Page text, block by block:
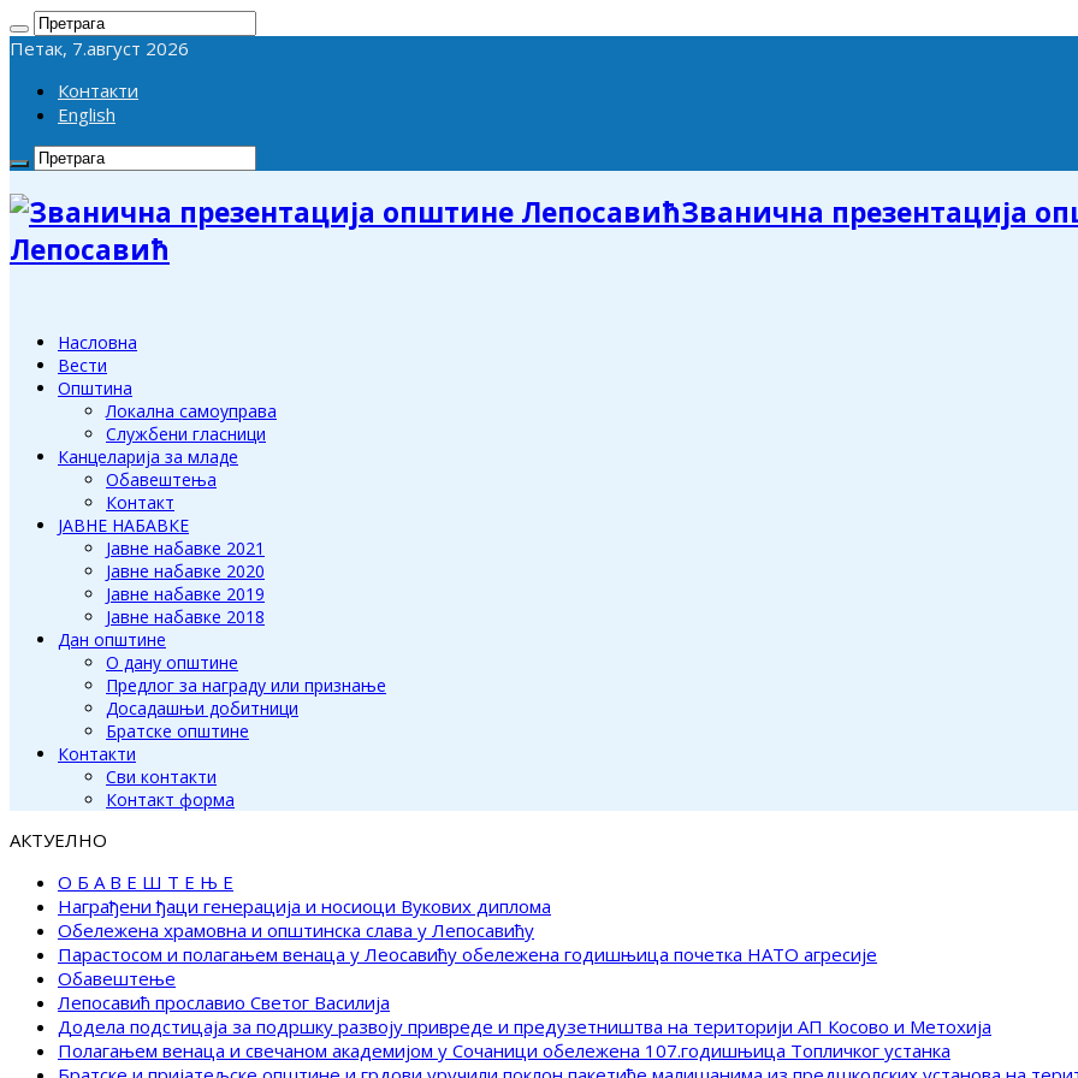
Петак, 7.август 2026
Контакти
English
Званична презентација
Лепосавић
Насловна
Вести
Општина
Локална самоуправа
Службени гласници
Канцеларија за младе
Обавештења
Контакт
ЈАВНЕ НАБАВКЕ
Јавне набавке 2021
Јавне набавке 2020
Јавне набавке 2019
Јавне набавке 2018
Дан општине
О дану општине
Предлог за награду или признање
Досадашњи добитници
Братске општине
Контакти
Сви контакти
Контакт форма
АКТУЕЛНО
О Б А В Е Ш Т Е Њ Е
Награђени ђаци генерација и носиоци Вукових диплома
Обележена храмовна и општинска слава у Лепосавићу
Парастосом и полагањем венаца у Леосавићу обележена годишњица почетка НАТО агресије
Обавештење
Лепосавић прославио Светог Василија
Додела подстицаја за подршку развоју привреде и предузетништва на територији АП Косово и Метохија
Полагањем венаца и свечаном академијом у Сочаници обележена 107.годишњица Топличког устанка